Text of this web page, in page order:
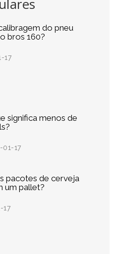
do pneu
bros 160?
17
significa menos de
01-17
pacotes de cerveja
um pallet?
17